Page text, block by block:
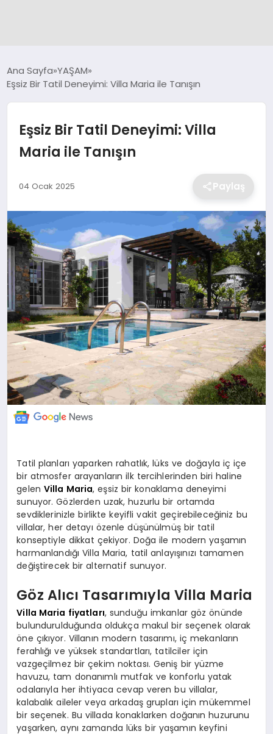
DÜNYA
EKONOMİ
MAGAZİN
TEKNOLOJİ
SAĞLIK
EĞİTİM
Ana Sayfa YAŞAM
Eşsiz Bir Tatil Deneyimi: Villa Maria ile Tanışın
Eşsiz Bir Tatil Deneyimi: Villa
Maria ile Tanışın
04 Ocak 2025 Paylaş
Tatil planları yaparken rahatlık, lüks ve doğayla iç içe
bir atmosfer arayanların ilk tercihlerinden biri haline
gelen Villa Maria, eşsiz bir konaklama deneyimi
sunuyor. Gözlerden uzak, huzurlu bir ortamda
sevdiklerinizle birlikte keyifli vakit geçirebileceğiniz bu
villalar, her detayı özenle düşünülmüş bir tatil
konseptiyle dikkat çekiyor. Doğa ile modern yaşamın
harmanlandığı Villa Maria, tatil anlayışınızı tamamen
değiştirecek bir alternatif sunuyor.
Göz Alıcı Tasarımıyla Villa Maria
Villa Maria fiyatları, sunduğu imkanlar göz önünde
bulundurulduğunda oldukça makul bir seçenek olarak
öne çıkıyor. Villanın modern tasarımı, iç mekanların
ferahlığı ve yüksek standartları, tatilciler için
vazgeçilmez bir çekim noktası. Geniş bir yüzme
havuzu, tam donanımlı mutfak ve konforlu yatak
odalarıyla her ihtiyaca cevap veren bu villalar,
kalabalık aileler veya arkadaş grupları için mükemmel
bir seçenek. Bu villada konaklarken doğanın huzurunu
yaşarken, aynı zamanda lüks bir yaşamın keyfini